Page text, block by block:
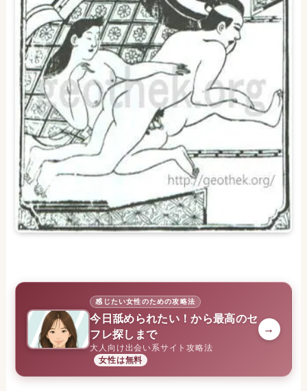
感じたい女性のための攻略法
今日舐められたい！から最高のセ
フレ探しまで
大人向け出会い系サイト攻略法
女性は無料
→